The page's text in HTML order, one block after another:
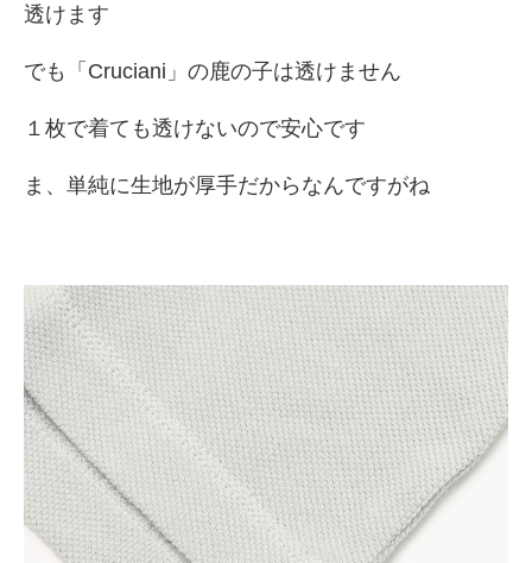
透けます
でも「Cruciani」の鹿の子は透けません
１枚で着ても透けないので安心です
ま、単純に生地が厚手だからなんですがね